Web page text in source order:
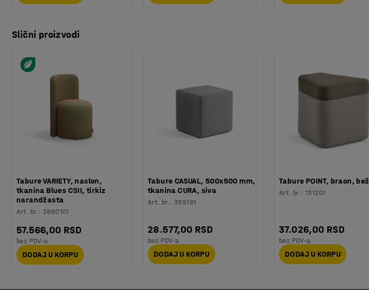
Slični proizvodi
Tabure VARIETY, naslon,
tkanina Blues CSII, tirkiz
narandžasta
Art. br.:3860101
57.566,00 RSD
bez PDV-a
DODAJ U KORPU
Tabure CASUAL, 500x500 mm,
tkanina CURA, siva
Art. br.:365181
28.577,00 RSD
bez PDV-a
DODAJ U KORPU
Tabure POINT, braon, bež
Art. br.:131201
37.026,00 RSD
bez PDV-a
DODAJ U KORPU